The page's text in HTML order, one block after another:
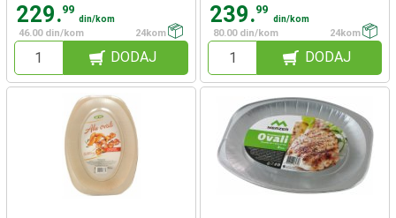
229.99
din/kom
46.00 din/kom
24kom
DODAJ
239.99
din/kom
80.00 din/kom
24kom
DODAJ